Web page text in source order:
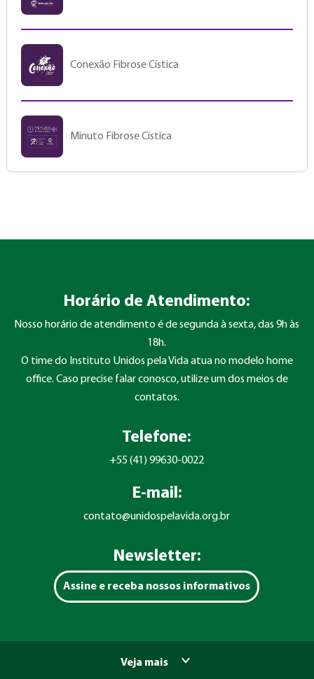
Conexão Fibrose Cística
Minuto Fibrose Cística
Horário de Atendimento:
Nosso horário de atendimento é de segunda à sexta, das 9h às
18h.
O time do Instituto Unidos pela Vida atua no modelo home
office. Caso precise falar conosco, utilize um dos meios de
contatos.
Telefone:
+55 (41) 99630-0022
E-mail:
contato@unidospelavida.org.br
Newsletter:
Assine e receba nossos informativos
Veja mais